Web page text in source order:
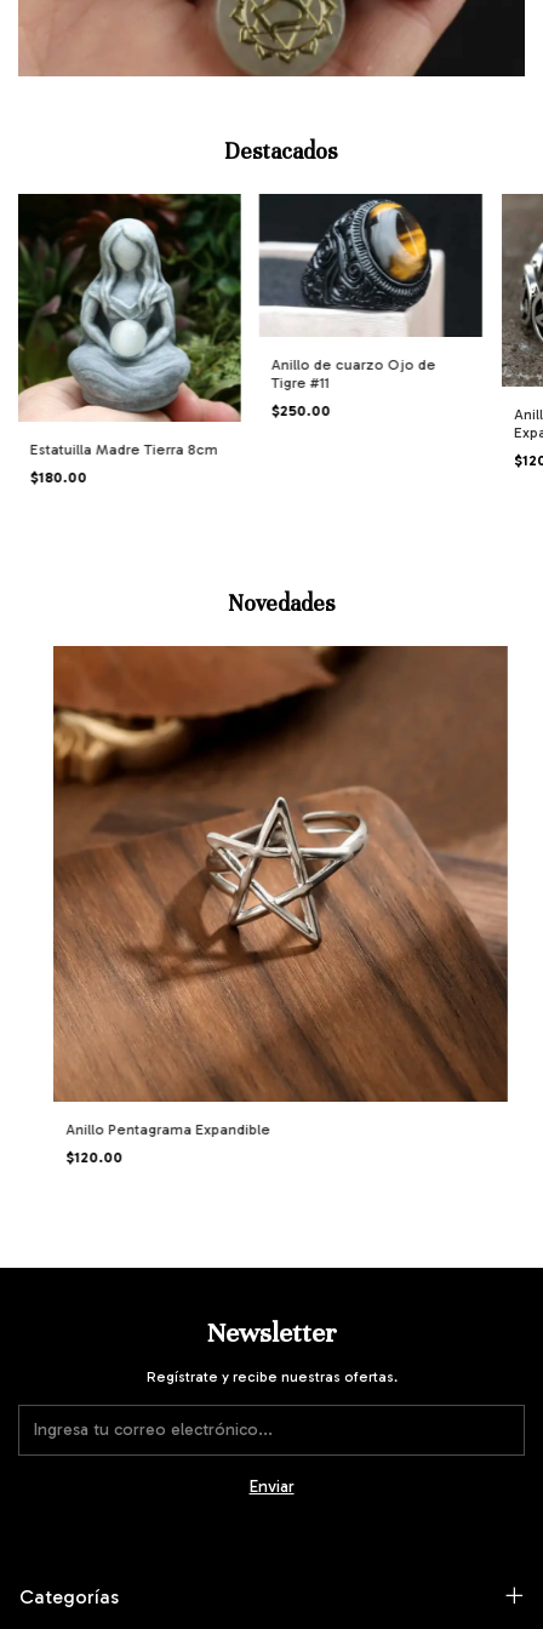
Destacados
Estatuilla Madre Tierra 8cm
$180.00
Anillo de cuarzo Ojo de
Tigre #11
$250.00
Novedades
Anillo Pentagrama Expandible
$120.00
Newsletter
Regístrate y recibe nuestras ofertas.
Categorías